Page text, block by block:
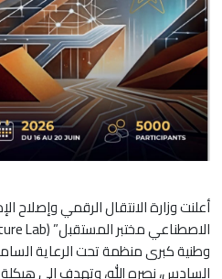
أعلنت وزارة الانتقال الرقمي وإصلاح
وطنية كبرى منظمة تحت الرعاية
السادس، نصره الله، وتهدف إلى